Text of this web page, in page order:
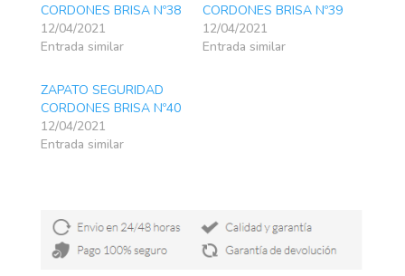
CORDONES BRISA Nº38
12/04/2021
Entrada similar
CORDONES BRISA Nº39
12/04/2021
Entrada similar
ZAPATO SEGURIDAD
CORDONES BRISA Nº40
12/04/2021
Entrada similar